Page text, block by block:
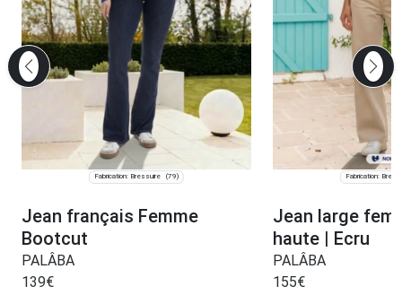
Fabrication: Bressuire (79)
Jean français Femme
Bootcut
PALÂBA
139€
Fabrication:
Jean large
haute | Ecru
PALÂBA
155€